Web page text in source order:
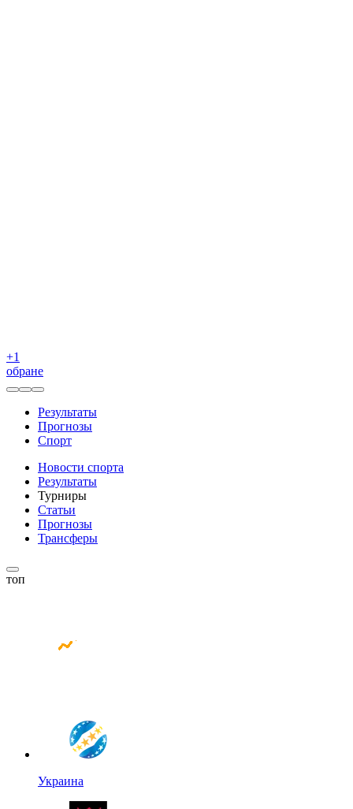
+1
обране
Результаты
Прогнозы
Спорт
Новости спорта
Результаты
Турниры
Статьи
Прогнозы
Трансферы
топ
Украина